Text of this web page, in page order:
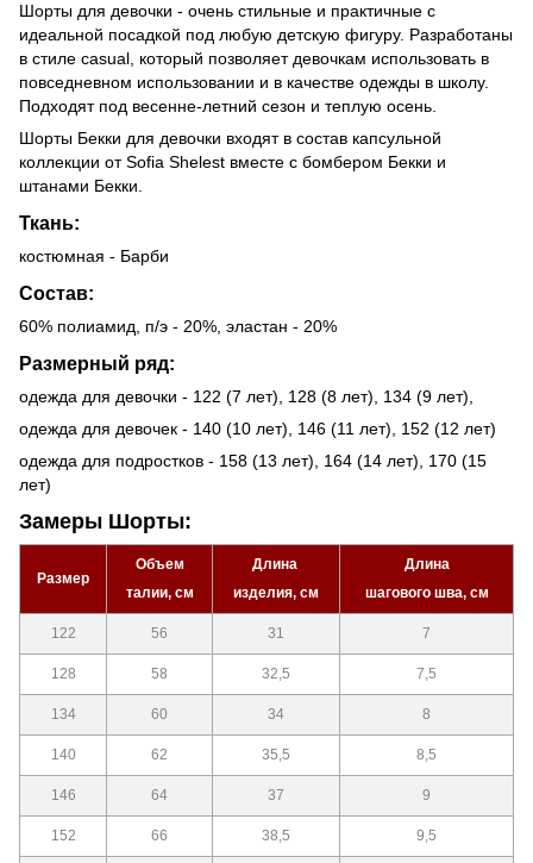
Шорты для девочки - очень стильные и практичные с
идеальной посадкой под любую детскую фигуру. Разработаны
в стиле casual, который позволяет девочкам использовать в
повседневном использовании и в качестве одежды в школу.
Подходят под весенне-летний сезон и теплую осень.
Шорты Бекки для девочки входят в состав капсульной
коллекции от Sofia Shelest вместе с бомбером Бекки и
штанами Бекки.
Ткань:
костюмная - Барби
Состав:
60% полиамид, п/э - 20%, эластан - 20%
Размерный ряд:
одежда для девочки - 122 (7 лет), 128 (8 лет), 134 (9 лет),
одежда для девочек - 140 (10 лет), 146 (11 лет), 152 (12 лет)
одежда для подростков - 158 (13 лет), 164 (14 лет), 170 (15
лет)
Замеры Шорты:
Размер
Объем
талии, см
Длина
изделия, см
Длина
шагового шва, см
122 56 31 7
128 58 32,5 7,5
134 60 34 8
140 62 35,5 8,5
146 64 37 9
152 66 38,5 9,5